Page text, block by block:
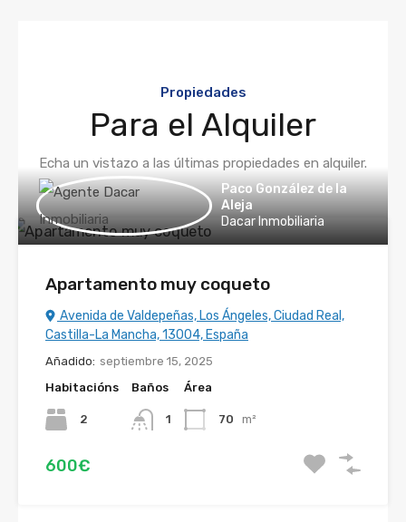
Propiedades
Para el Alquiler
Echa un vistazo a las últimas propiedades en alquiler.
Paco González de la
Aleja
Dacar Inmobiliaria
Apartamento muy coqueto
Avenida de Valdepeñas, Los Ángeles, Ciudad Real,
Castilla-La Mancha, 13004, España
Añadido: septiembre 15, 2025
Habitacións
2
Baños
1
Área
70 m²
600€